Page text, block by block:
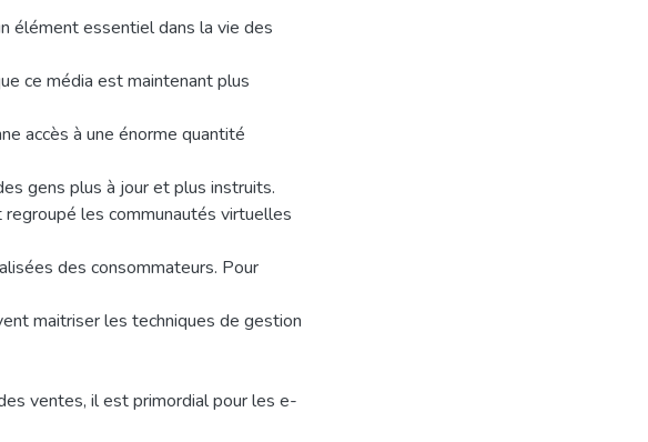
élément essentiel dans la vie des
ce média est maintenant plus
accès à une énorme quantité
gens plus à jour et plus instruits.
regroupé les communautés virtuelles
des consommateurs. Pour
maitriser les techniques de gestion
ventes, il est primordial pour les e-